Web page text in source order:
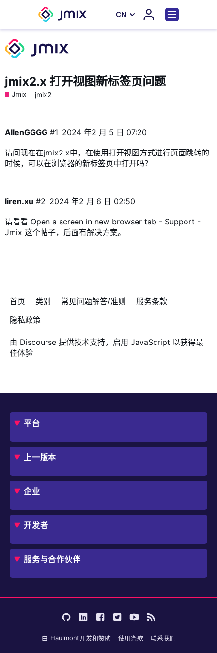
СN
jmix2.x 打开视图新标签页问题
Jmix jmix2
AllenGGGG 2024 年2 月 5 日 07:20
#1
请问现在在jmix2.x中，在使用打开视图方式进行页面跳转的
时候，可以在浏览器的新标签页中打开吗？
liren.xu 2024 年2 月 6 日 02:50
#2
请看看 Open a screen in new browser tab - Support -
Jmix 这个帖子，后面有解决方案。
首页 类别 常见问题解答/准则
服务条款
隐私政策
由 Discourse 提供技术支持，启用 JavaScript 以获得最
佳体验
平台
概述
框架
Studio
扩展组件市场
DevOps 云
业务流程自动化
价格
评估指南
Jmix 适合我的项目吗？
上一版本
CUBA 平台
企业
角色
IT 负责人
独立软件开发商
企业架构师
用户案例
用例
应用程序现代化
避免 SaaS/低代码 供应商费用和限制
内部工作流自动化
开发者
概述
选择 Jmix
开始使用
学习
服务与合作伙伴
培训
由 Haulmont开发和赞助 使用条款 联系我们